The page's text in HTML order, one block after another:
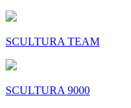
SCULTURA TEAM
SCULTURA 9000